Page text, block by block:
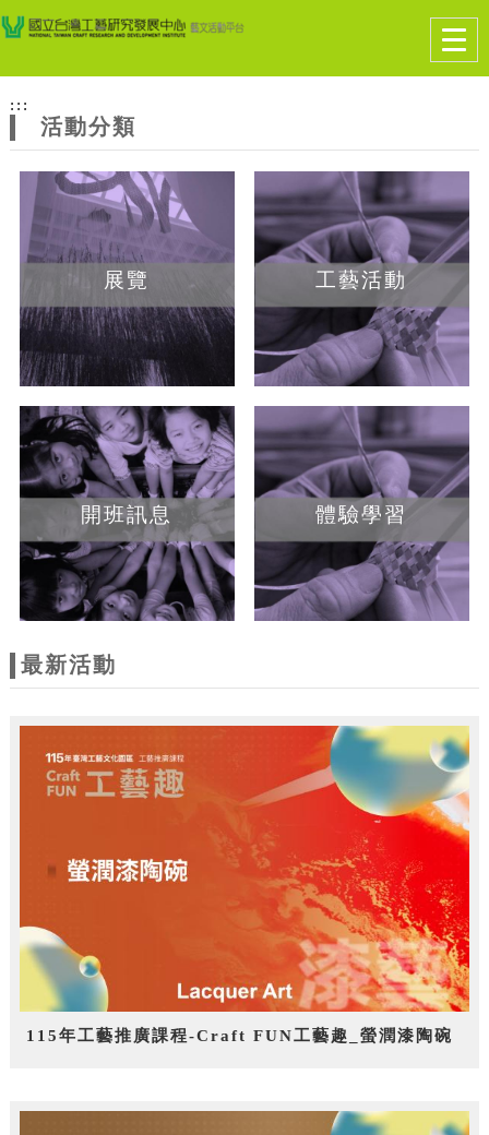
網
站
主
題
跳到主要內容
網站導覽
:::
活動分類
展覽 工藝活動
開班訊息 體驗學習
最新活動
115年工藝推廣課程-Craft FUN工藝趣_螢潤漆陶碗